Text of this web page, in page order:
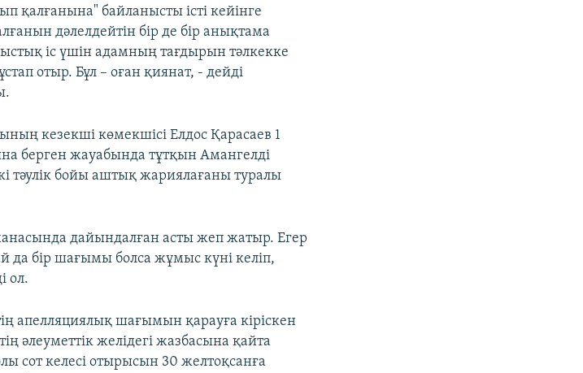
қалғанына" байланысты істі кейінге
дәлелдейтін бір де бір анықтама
іс үшін адамның тағдырын тәлкекке
отыр. Бұл – оған қиянат, - дейді
кезекші көмекшісі Елдос Қарасаев 1
берген жауабында тұтқын Амангелді
тәулік бойы аштық жариялағаны туралы
дайындалған асты жеп жатыр. Егер
бір шағымы болса жұмыс күні келіп,
ол.
апелляциялық шағымын қарауға кіріскен
әлеуметтік желідегі жазбасына қайта
сот келесі отырысын 30 желтоқсанға